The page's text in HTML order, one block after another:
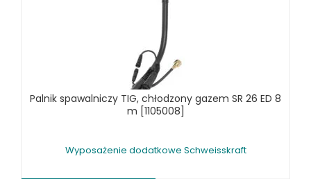
Palnik spawalniczy TIG, chłodzony gazem SR 26 ED 8
m [1105008]
Wyposażenie dodatkowe Schweisskraft